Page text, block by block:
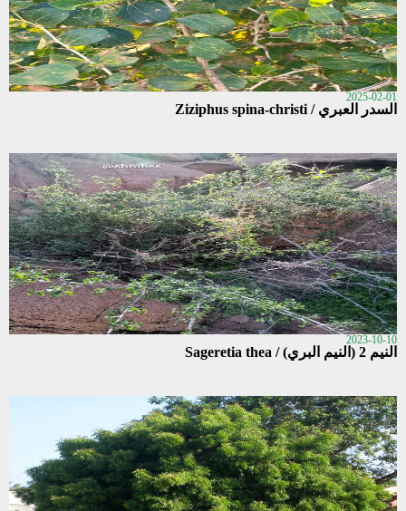
2025-02-01
السدر العبري / Ziziphus spina-christi
2023-10-10
النيم 2 (النيم البري) / Sageretia thea